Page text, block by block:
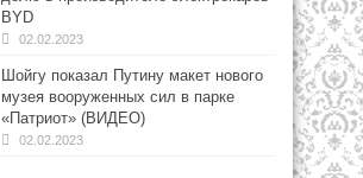
BYD
02.02.2023
Шойгу показал Путину макет нового
музея вооруженных сил в парке
«Патриот» (ВИДЕО)
02.02.2023